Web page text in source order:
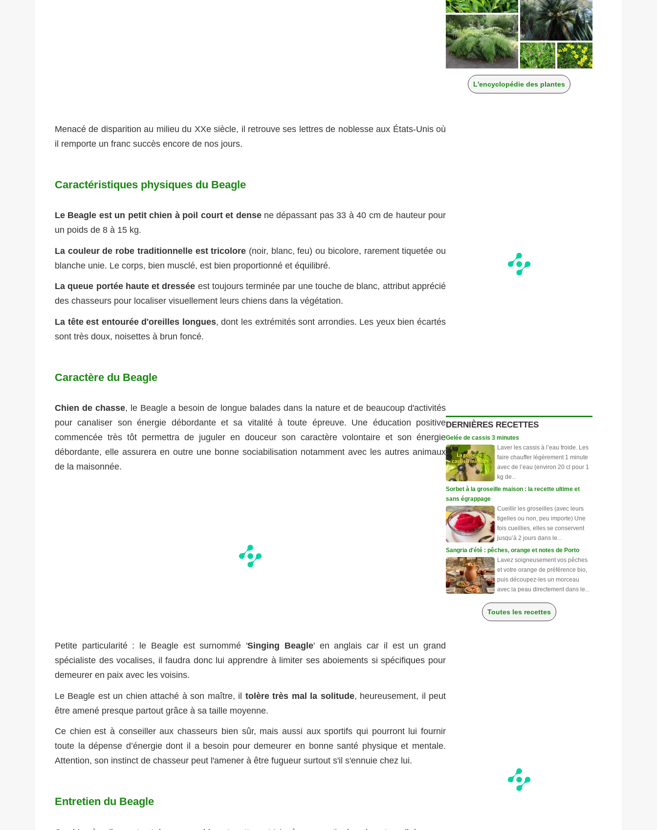
Menacé de disparition au milieu du XXe siècle, il retrouve ses lettres de noblesse aux États-Unis où
il remporte un franc succès encore de nos jours.
Caractéristiques physiques du Beagle
Le Beagle est un petit chien à poil court et densene dépassant pas 33 à 40 cm de hauteur pour
un poids de 8 à 15 kg.
La couleur de robe traditionnelle est tricolore (noir, blanc, feu) ou bicolore, rarement tiquetée ou
blanche unie. Le corps, bien musclé, est bien proportionné et équilibré.
La queue portée haute et dressée est toujours terminée par une touche de blanc, attribut apprécié
des chasseurs pour localiser visuellement leurs chiens dans la végétation.
La tête est entourée d'oreilles longues, dont les extrémités sont arrondies. Les yeux bien écartés
sont très doux, noisettes à brun foncé.
Caractère du Beagle
Chien de chasse, le Beagle a besoin de longue balades dans la nature et de beaucoup d'activités
pour canaliser son énergie débordante et sa vitalité à toute épreuve. Une éducation positive
commencée très tôt permettra de juguler en douceur son caractère volontaire et son énergie
débordante, elle assurera en outre une bonne sociabilisation notamment avec les autres animaux
de la maisonnée.
Petite particularité : le Beagle est surnommé 'Singing Beagle' en anglais car il est un grand
spécialiste des vocalises, il faudra donc lui apprendre à limiter ses aboiements si spécifiques pour
demeurer en paix avec les voisins.
Le Beagle est un chien attaché à son maître, il tolère très mal la solitude, heureusement, il peut
être amené presque partout grâce à sa taille moyenne.
Ce chien est à conseiller aux chasseurs bien sûr, mais aussi aux sportifs qui pourront lui fournir
toute la dépense d’énergie dont il a besoin pour demeurer en bonne santé physique et mentale.
Attention, son instinct de chasseur peut l'amener à être fugueur surtout s'il s'ennuie chez lui.
Entretien du Beagle
L'encyclopédie des plantes
DERNIÈRES RECETTES
Gelée de cassis 3 minutes
Laver les cassis à l’eau froide. Les
faire chauffer légèrement 1 minute
avec de l’eau (environ 20 cl pour 1
kg de...
Sorbet à la groseille maison : la recette ultime et
sans égrappage
Cueillir les groseilles (avec leurs
tigelles ou non, peu importe) Une
fois cueillies, elles se conservent
jusqu’à 2 jours dans le...
Sangria d'été : pêches, orange et notes de Porto
Lavez soigneusement vos pêches
et votre orange de préférence bio,
puis découpez-les un morceau
avec la peau directement dans le...
Toutes les recettes